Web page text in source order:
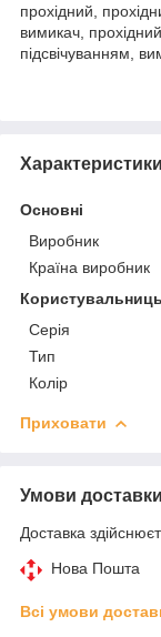
прохідний,
вимикач,
підсвічуванням,
Характеристики
Основні
Виробник
Країна виробник
Серія
Тип
Колір
Приховати
Умови доставки
Доставка
Нова Пошта
Всі умови